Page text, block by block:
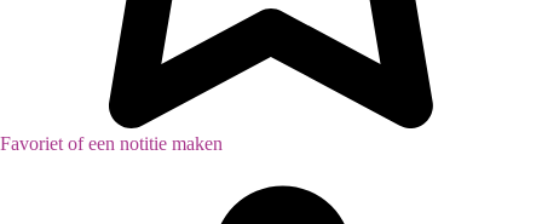
Favoriet of een notitie maken